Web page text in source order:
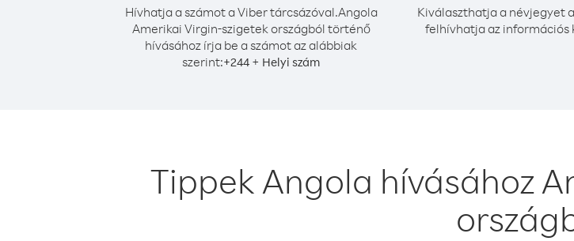
Hívhatja a számot a Viber tárcsázóval.Angola
Amerikai Virgin-szigetek országból történő
hívásához írja be a számot az alábbiak
szerint:+244 + Helyi szám
Kiválaszthatja a névjegyet
felhívhatja az információs
Tippek Angola hívásához